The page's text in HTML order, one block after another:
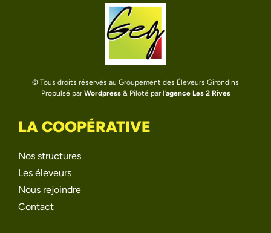
© Tous droits réservés au Groupement des Éleveurs Girondins
Propulsé par Wordpress& Piloté par l’agence Les 2 Rives
LA COOPÉRATIVE
Nos structures
Les éleveurs
Nous rejoindre
Contact